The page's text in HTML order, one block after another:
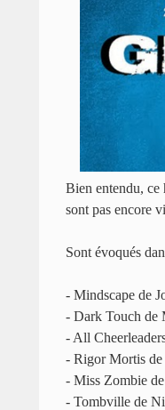
Bien entendu, ce
sont pas encore
Sont évoqués
- Mindscape de
- Dark Touch de
- All
- Rigor Mortis
- Miss Zombie
- Tombville de